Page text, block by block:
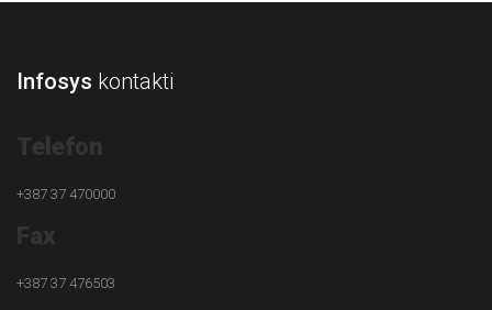
Infosys kontakti
Telefon
+387 37 470000
Fax
+387 37 476503